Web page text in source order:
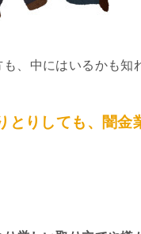
、中にはいるかも知
りしても、闇金